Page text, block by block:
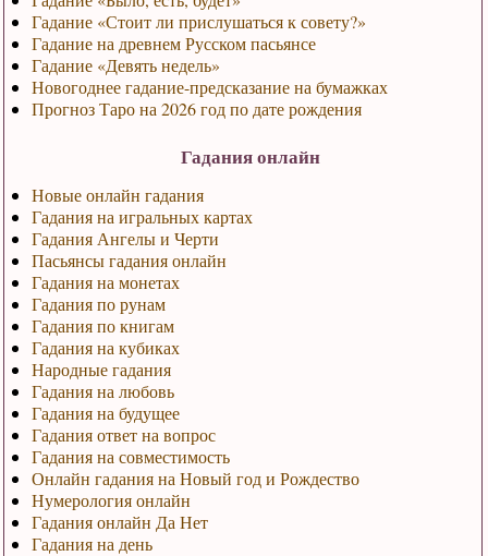
Гадание «Стоит ли прислушаться к совету?»
Гадание на древнем Русском пасьянсе
Гадание «Девять недель»
Новогоднее гадание-предсказание на бумажках
Прогноз Таро на 2026 год по дате рождения
Гадания онлайн
Новые онлайн гадания
Гадания на игральных картах
Гадания Ангелы и Черти
Пасьянсы гадания онлайн
Гадания на монетах
Гадания по рунам
Гадания по книгам
Гадания на кубиках
Народные гадания
Гадания на любовь
Гадания на будущее
Гадания ответ на вопрос
Гадания на совместимость
Онлайн гадания на Новый год и Рождество
Нумерология онлайн
Гадания онлайн Да Нет
Гадания на день